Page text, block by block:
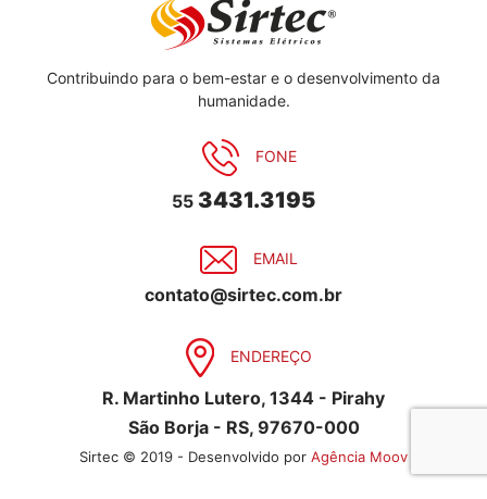
Contribuindo para o bem-estar e o desenvolvimento da
humanidade.
FONE
55 3431.3195
EMAIL
contato@sirtec.com.br
ENDEREÇO
R. Martinho Lutero, 1344 - Pirahy
São Borja - RS, 97670-000
Sirtec © 2019 - Desenvolvido por Agência Moov